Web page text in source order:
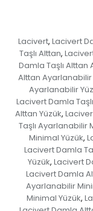
Lacivert, Lacivert
Taşlı Alttan,
Damla Taşlı
Alttan Ayarlanabilir
Ayarlanabilir
Lacivert Damla
Alttan Yüzük,
Taşlı Ayarlanabilir
Minimal Yüzük,
Lacivert Damla
Yüzük, Lacivert
Lacivert Damla
Ayarlanabilir
Minimal Yüzük,